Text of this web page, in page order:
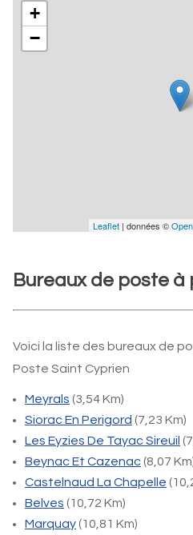
+
−
Leaflet | données ©
Bureaux de poste à
Voici la liste des bureaux de
Poste Saint Cyprien
Meyrals (3,54 Km)
Siorac En Perigord (7,23 Km)
Les Eyzies De Tayac Sireuil
Beynac Et Cazenac(8,07
Castelnaud La Chapelle
Belves (10,72 Km)
Marquay(10,81 Km)